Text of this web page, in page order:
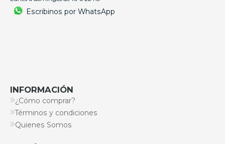
Escribinos por WhatsApp
INFORMACIÓN
¿Cómo comprar?
Términos y condiciones
Quienes Somos